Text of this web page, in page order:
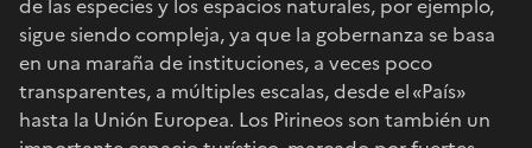
sigue siendo compleja, ya que la gobernanza se basa
en una maraña de instituciones, a veces poco
transparentes, a múltiples escalas, desde el «País»
hasta la Unión Europea. Los Pirineos son también un